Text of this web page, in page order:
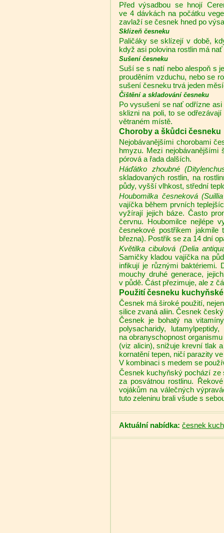
Před výsadbou se hnojí
ve 4 dávkách na počátku
zavlaží se česnek hned po
Sklizeň česneku
Paličáky se sklízejí v době,
když asi polovina rostlin má
Sušení česneku
Suší se s natí nebo alespoň s
prouděním vzduchu, nebo se
sušení česneku trvá jeden
Čištění a skladování česneku
Po vysušení se nať odřízne
sklizni na poli, to se
větraném místě.
Choroby a škůdci česneku
Nejobávanějšími chorobami
hmyzu. Mezi nejobávanějšími
pórová a řada dalších.
Háďátko zhoubné
skladovaných rostlin, na
půdy, vyšší vlhkost, střední
Houbomilka česneková
vajíčka během prvních
vyžírají jejich báze. Často
červnu. Houbomilce nejlépe
česnekové postřikem
března). Postřik se za 14 dní
Květilka cibulová (Delia
Samičky kladou vajíčka na
infikují je různými baktériemi.
mouchy druhé generace,
v půdě. Část přezimuje, ale z
Použití česneku
Česnek má široké použití,
silice zvaná aliin. Česnek
Česnek je bohatý na
polysacharidy,
na obranyschopnost
(viz alicin), snižuje krevní tlak
kornatění tepen, ničí parazity
V kombinaci s medem se
Česnek kuchyňský pochází ze
za posvátnou rostlinu.
vojákům na válečných
tuto zeleninu brali všude s
Aktuální nabídka: česnek